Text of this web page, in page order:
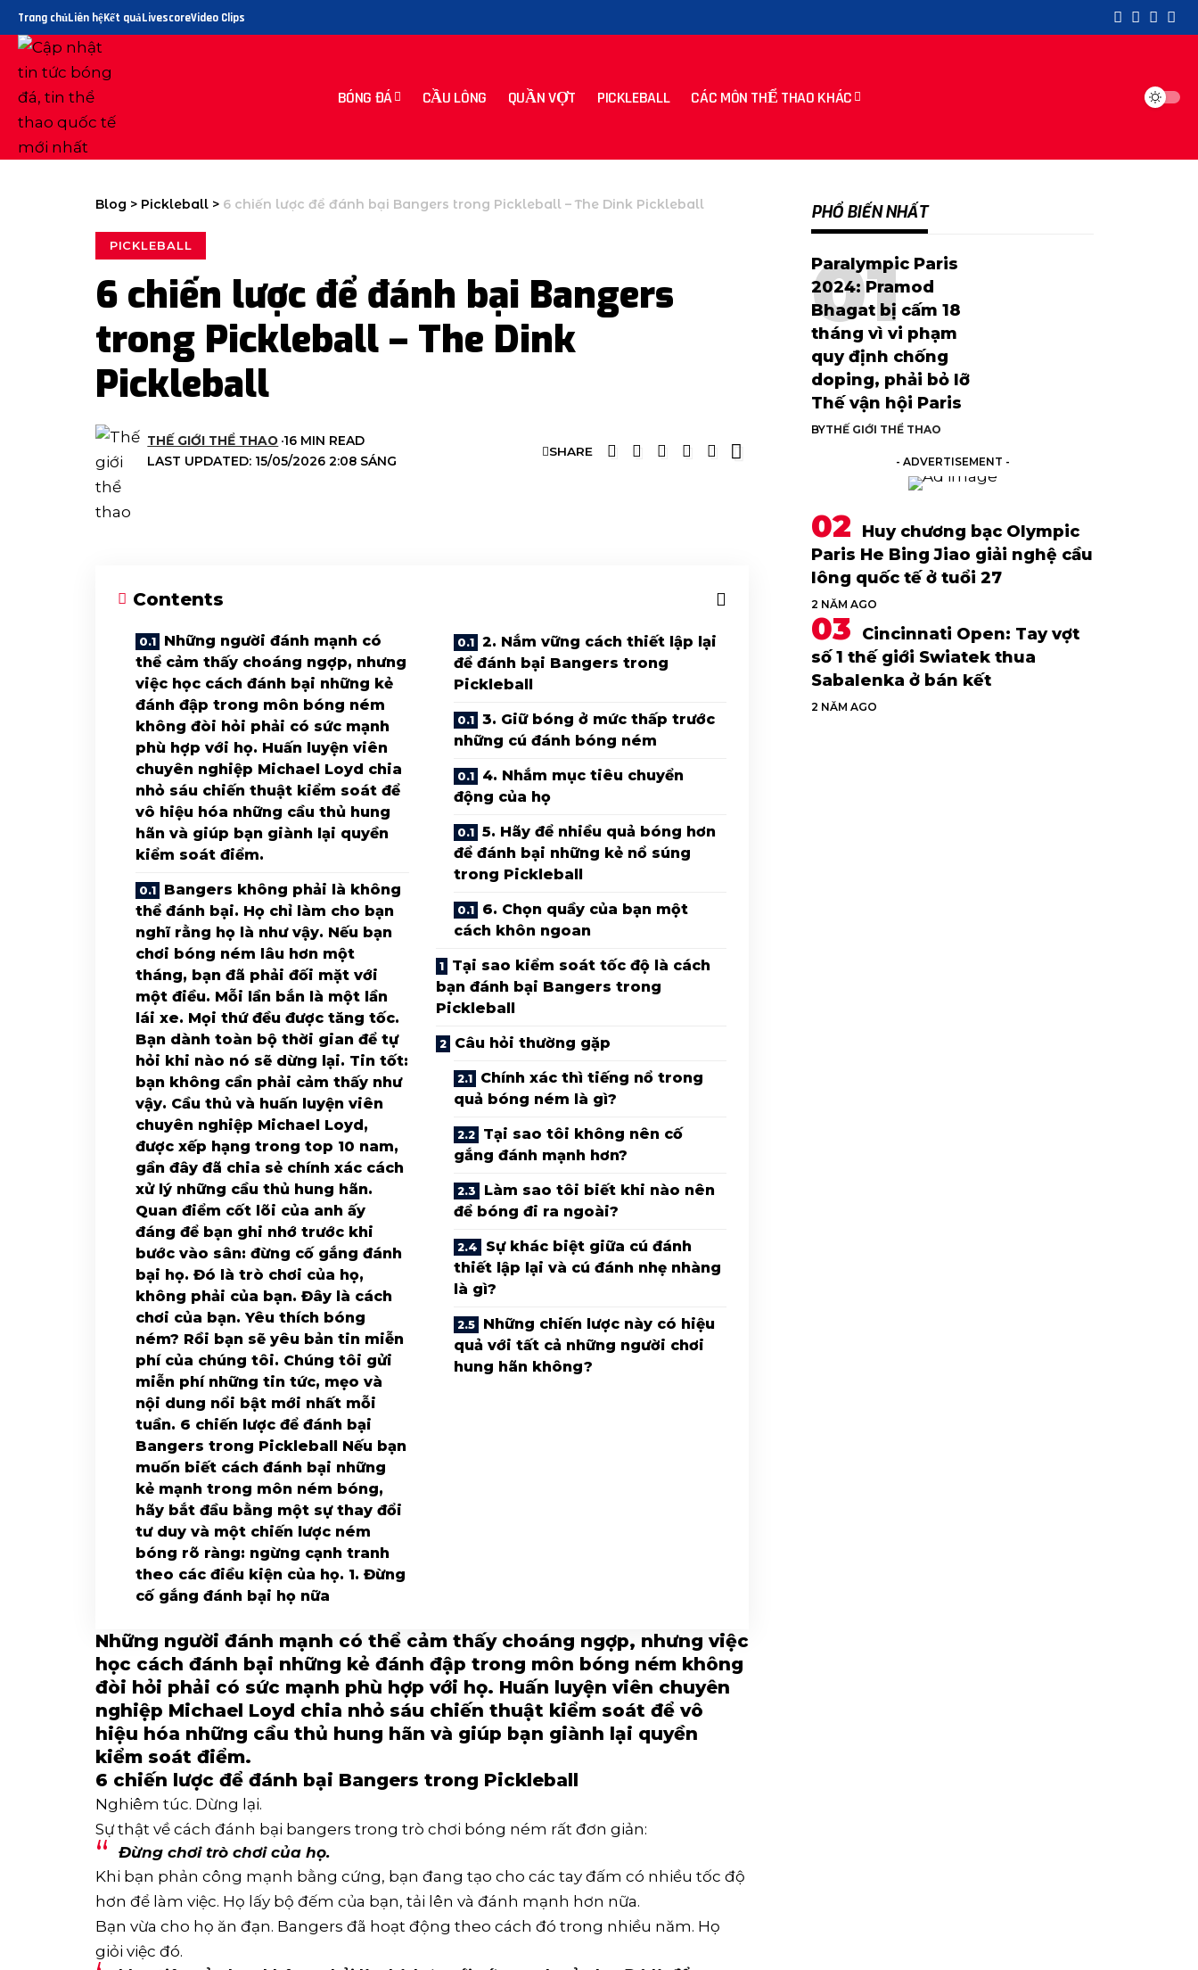
Trang chủLiên hệKết quảLivescoreVideo Clips
BÓNG ĐÁ CẦU LÔNG QUẦN VỢT PICKLEBALL CÁC MÔN THỂ THAO KHÁC
Blog > Pickleball > 6 chiến lược để đánh bại Bangers trong Pickleball – The Dink Pickleball
PICKLEBALL
6 chiến lược để đánh bại Bangers
trong Pickleball – The Dink
Pickleball
LAST UPDATED: 15/05/2026 2:08 SÁNG
THẾ GIỚI THỂ THAO 16 MIN READ
SHARE
Contents
Những người đánh mạnh có
thể cảm thấy choáng ngợp, nhưng
việc học cách đánh bại những kẻ
đánh đập trong môn bóng ném
không đòi hỏi phải có sức mạnh
phù hợp với họ. Huấn luyện viên
chuyên nghiệp Michael Loyd chia
nhỏ sáu chiến thuật kiểm soát để
vô hiệu hóa những cầu thủ hung
hãn và giúp bạn giành lại quyền
kiểm soát điểm.
Bangers không phải là không
thể đánh bại. Họ chỉ làm cho bạn
nghĩ rằng họ là như vậy. Nếu bạn
chơi bóng ném lâu hơn một
tháng, bạn đã phải đối mặt với
một điều. Mỗi lần bắn là một lần
lái xe. Mọi thứ đều được tăng tốc.
Bạn dành toàn bộ thời gian để tự
hỏi khi nào nó sẽ dừng lại. Tin tốt:
bạn không cần phải cảm thấy như
vậy. Cầu thủ và huấn luyện viên
chuyên nghiệp Michael Loyd,
được xếp hạng trong top 10 nam,
gần đây đã chia sẻ chính xác cách
xử lý những cầu thủ hung hãn.
Quan điểm cốt lõi của anh ấy
đáng để bạn ghi nhớ trước khi
bước vào sân: đừng cố gắng đánh
bại họ. Đó là trò chơi của họ,
không phải của bạn. Đây là cách
chơi của bạn. Yêu thích bóng
ném? Rồi bạn sẽ yêu bản tin miễn
phí của chúng tôi. Chúng tôi gửi
miễn phí những tin tức, mẹo và
nội dung nổi bật mới nhất mỗi
tuần. 6 chiến lược để đánh bại
Bangers trong Pickleball Nếu bạn
muốn biết cách đánh bại những
kẻ mạnh trong môn ném bóng,
hãy bắt đầu bằng một sự thay đổi
tư duy và một chiến lược ném
bóng rõ ràng: ngừng cạnh tranh
theo các điều kiện của họ. 1. Đừng
cố gắng đánh bại họ nữa
2. Nắm vững cách thiết lập lại
để đánh bại Bangers trong
Pickleball
3. Giữ bóng ở mức thấp trước
những cú đánh bóng ném
4. Nhắm mục tiêu chuyển
động của họ
5. Hãy để nhiều quả bóng hơn
để đánh bại những kẻ nổ súng
trong Pickleball
6. Chọn quầy của bạn một
cách khôn ngoan
Tại sao kiểm soát tốc độ là cách
bạn đánh bại Bangers trong
Pickleball
Câu hỏi thường gặp
Chính xác thì tiếng nổ trong
quả bóng ném là gì?
Tại sao tôi không nên cố
gắng đánh mạnh hơn?
Làm sao tôi biết khi nào nên
để bóng đi ra ngoài?
Sự khác biệt giữa cú đánh
thiết lập lại và cú đánh nhẹ nhàng
là gì?
Những chiến lược này có hiệu
quả với tất cả những người chơi
hung hãn không?
Những người đánh mạnh có thể cảm thấy choáng ngợp, nhưng việc
học cách đánh bại những kẻ đánh đập trong môn bóng ném không
đòi hỏi phải có sức mạnh phù hợp với họ. Huấn luyện viên chuyên
nghiệp Michael Loyd chia nhỏ sáu chiến thuật kiểm soát để vô
hiệu hóa những cầu thủ hung hãn và giúp bạn giành lại quyền
kiểm soát điểm.
6 chiến lược để đánh bại Bangers trong Pickleball
Nghiêm túc. Dừng lại.
Sự thật về cách đánh bại bangers trong trò chơi bóng ném rất đơn giản:
Đừng chơi trò chơi của họ.
Khi bạn phản công mạnh bằng cứng, bạn đang tạo cho các tay đấm có nhiều tốc độ
hơn để làm việc. Họ lấy bộ đếm của bạn, tải lên và đánh mạnh hơn nữa.
Bạn vừa cho họ ăn đạn. Bangers đã hoạt động theo cách đó trong nhiều năm. Họ
giỏi việc đó.
PHỔ BIẾN NHẤT
Paralympic Paris
2024: Pramod
Bhagat bị cấm 18
tháng vì vi phạm
quy định chống
doping, phải bỏ lỡ
Thế vận hội Paris
BYTHẾ GIỚI THỂ THAO
- ADVERTISEMENT -
Huy chương bạc Olympic
Paris He Bing Jiao giải nghệ cầu
lông quốc tế ở tuổi 27
2 NĂM AGO
Cincinnati Open: Tay vợt
số 1 thế giới Swiatek thua
Sabalenka ở bán kết
2 NĂM AGO